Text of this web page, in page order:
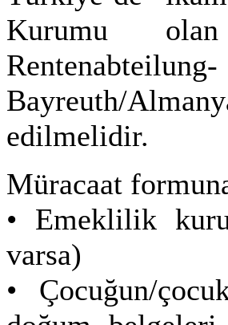
Kurumu
Bayreuth/
edilmelidir.
Müracaat
• Emeklilik
varsa)
• Çocuğun/